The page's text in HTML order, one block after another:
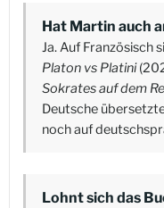
Hat Martin auch
Ja. Auf Französisch
Platon vs Platini
Sokrates auf dem
Deutsche
noch auf
Lohnt sich das